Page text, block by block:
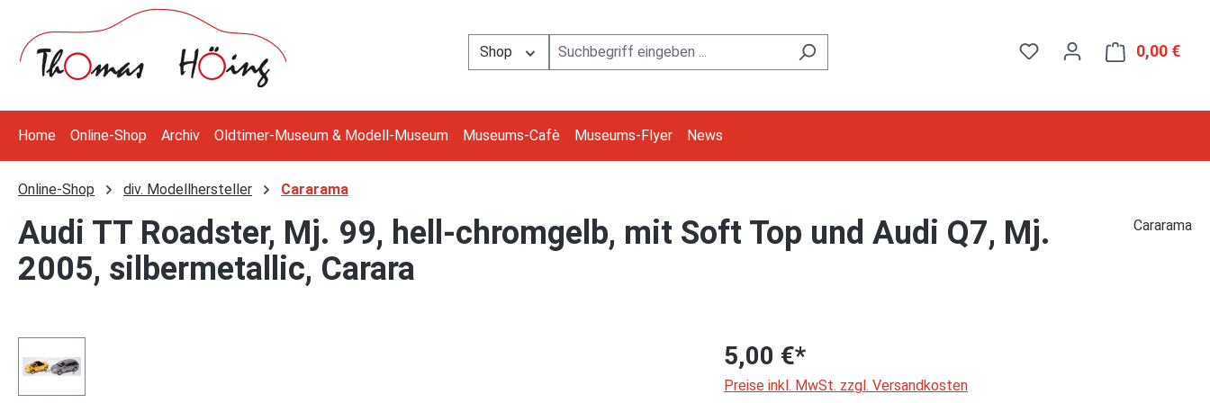
Hauptinhalt springen
Zur Suche springen
Zur Hauptnavigation springen
Shop
0,00 €
Home Online-Shop Archiv Oldtimer-Museum & Modell-Museum Museums-Cafè Museums-Flyer News
Online-Shop div. Modellhersteller Cararama
Audi TT Roadster, Mj. 99, hell-chromgelb, mit Soft Top und Audi Q7, Mj.
2005, silbermetallic, Carara
Cararama
5,00 €*
Preise inkl. MwSt. zzgl. Versandkosten